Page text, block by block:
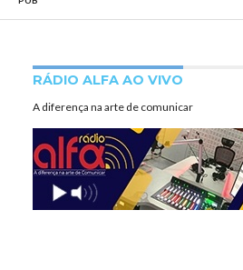
RÁDIO ALFA AO VIVO
A diferença na arte de comunicar